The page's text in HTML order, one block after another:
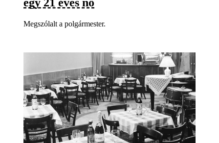
egy 21 éves nő
Megszólalt a polgármester.